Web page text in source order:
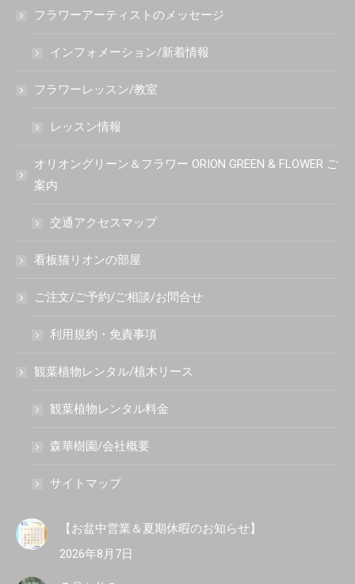
フラワーアーティストのメッセージ
インフォメーション/新着情報
フラワーレッスン/教室
レッスン情報
オリオングリーン＆フラワー ORION GREEN & FLOWER ご
案内
交通アクセスマップ
看板猫リオンの部屋
ご注文/ご予約/ご相談/お問合せ
利用規約・免責事項
観葉植物レンタル/植木リース
観葉植物レンタル料金
森華樹園/会社概要
サイトマップ
【お盆中営業＆夏期休暇のお知らせ】
2026年8月7日